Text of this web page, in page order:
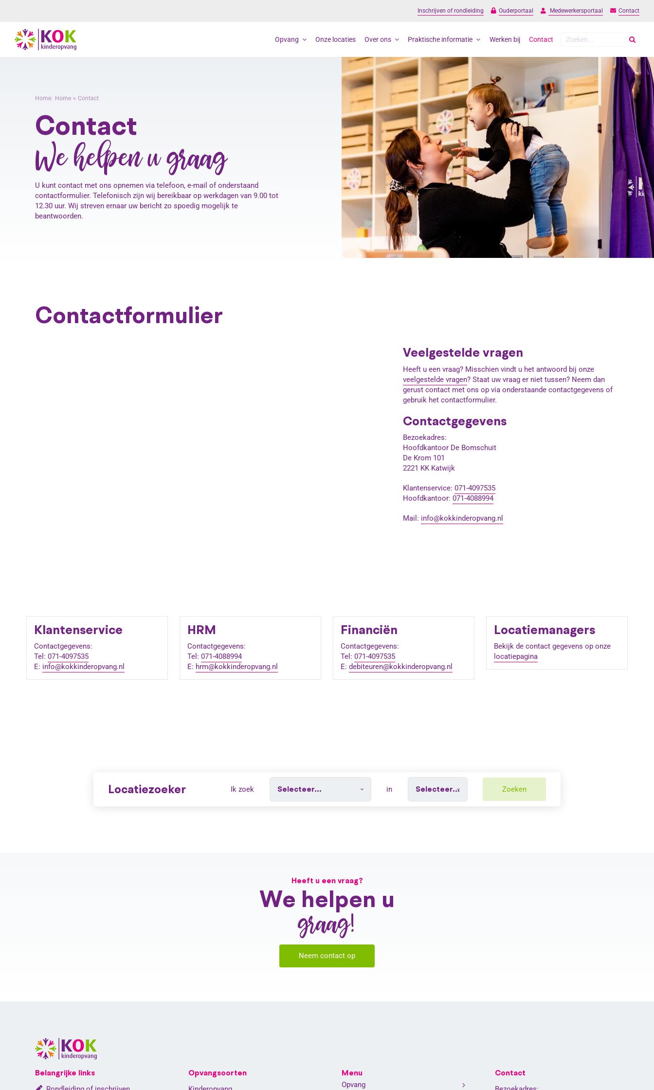
Inschrijven of rondleiding Ouderportaal Medewerkersportaal Contact
Opvang Onze locaties Over ons Praktische informatie Werken bij Contact
Zoeken
Home: Home Contact
Contact
We helpen u graag
U kunt contact met ons opnemen via telefoon, e-mail of onderstaand
contactformulier. Telefonisch zijn wij bereikbaar op werkdagen van 9.00 tot
12.30 uur. Wij streven ernaar uw bericht zo spoedig mogelijk te
beantwoorden.
Contactformulier
Veelgestelde vragen
Heeft u een vraag? Misschien vindt u het antwoord bij onze
veelgestelde vragen? Staat uw vraag er niet tussen? Neem dan
gerust contact met ons op via onderstaande contactgegevens of
gebruik het contactformulier.
Contactgegevens
Bezoekadres:
Hoofdkantoor De Bomschuit
De Krom 101
2221 KK Katwijk
Klantenservice: 071-4097535
Hoofdkantoor: 071-4088994
Mail: info@kokkinderopvang.nl
Klantenservice
Contactgegevens:
Tel: 071-4097535
E: info@kokkinderopvang.nl
HRM
Contactgegevens:
Tel: 071-4088994
E: hrm@kokkinderopvang.nl
Financiën
Contactgegevens:
Tel: 071-4097535
E: debiteuren@kokkinderopvang.nl
Locatiemanagers
Bekijk de contact gegevens op onze
locatiepagina
Locatiezoeker Ik zoek in Zoeken
Heeft u een vraag?
We helpen u
graag!
Neem contact op
Belangrijke links Opvangsoorten Menu
Opvang
Contact